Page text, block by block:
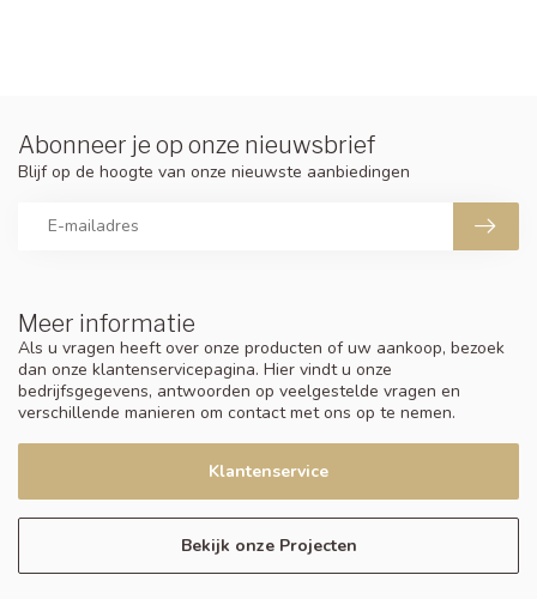
Meer informatie
Als u vragen heeft over onze producten of uw aankoop, bezoek
dan onze klantenservicepagina. Hier vindt u onze
bedrijfsgegevens, antwoorden op veelgestelde vragen en
verschillende manieren om contact met ons op te nemen.
Klantenservice
Bekijk onze Projecten
Abonneer je op onze nieuwsbrief
Blijf op de hoogte van onze nieuwste aanbiedingen